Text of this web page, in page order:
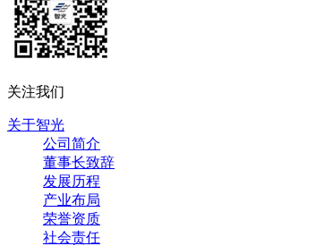
关注我们
关于智光
公司简介
董事长致辞
发展历程
产业布局
荣誉资质
社会责任